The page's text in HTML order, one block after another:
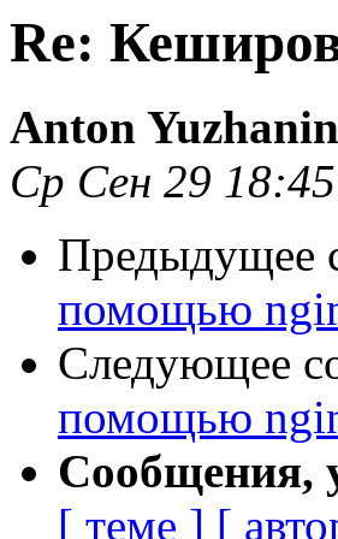
Re:
Anton
Ср Сен 29
Предыдущее
помощью
Следующее
помощью
Сообщения,
[ теме ] [